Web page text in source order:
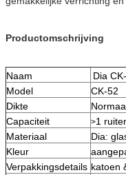
Productomschrijving
Naam
Dia
Model
CK-52
Dikte
Capaciteit
>1
Materiaal
Dia:
Kleur
Verpakkingsdetails katoen